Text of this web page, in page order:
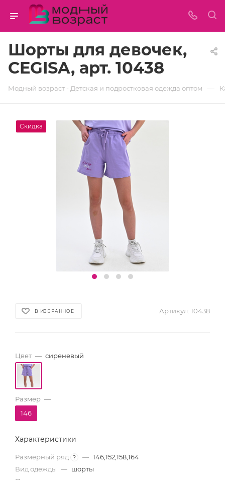
Шорты для девочек,
CEGISA, арт. 10438
Модный возраст - Детская и подростковая одежда оптом —
Скидка
В ИЗБРАННОЕ Артикул: 10438
Цвет — сиреневый
Размер —
146
Характеристики
Размерный ряд ? — 146,152,158,164
Вид одежды — шорты